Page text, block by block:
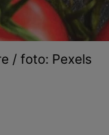
/ foto: Pexels